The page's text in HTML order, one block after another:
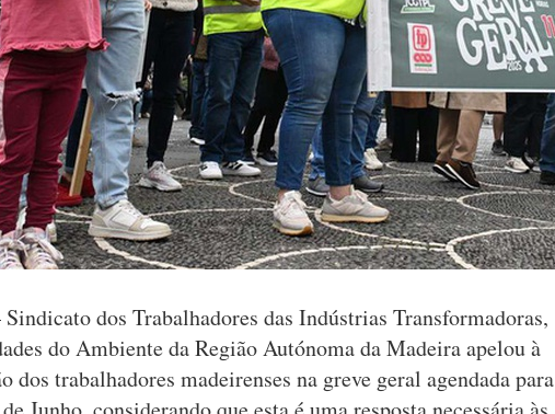
dos Trabalhadores das Indústrias Transformadoras,
do Ambiente da Região Autónoma da Madeira apelou à
dos trabalhadores madeirenses na greve geral agendada para